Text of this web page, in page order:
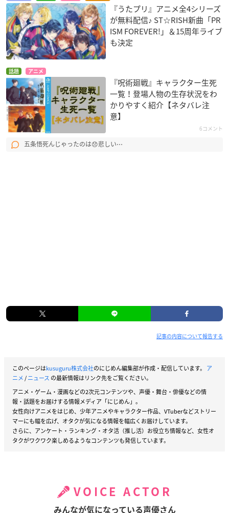
『うたプリ』アニメ全4シリーズ
が無料配信♪ ST☆RISH新曲「PR
ISM FOREVER!」＆15周年ライブ
も決定
話題 アニメ
『呪術廻戦』キャラクター生死
一覧！登場人物の生存状況をわ
かりやすく紹介【ネタバレ注
意】
6コメント
五条悟死んじゃったのは😞悲しい⋯
記事の内容について報告する
このページはkusuguru株式会社のにじめん編集部が作成・配信しています。 ア
ニメ/ニュース の最新情報はリンク先をご覧ください。
アニメ・ゲーム・漫画などの2次元コンテンツや、声優・舞台・俳優などの情
報・話題をお届けする情報メディア「にじめん」。
女性向けアニメをはじめ、少年アニメやキャラクター作品、VTuberなどストリー
マーにも幅を広げ、オタクが気になる情報を幅広くお届けしています。
さらに、アンケート・ランキング・オタ活（推し活）お役立ち情報など、女性オ
タクがワクワク楽しめるようなコンテンツも発信しています。
VOICE ACTOR
みんなが気になっている声優さん